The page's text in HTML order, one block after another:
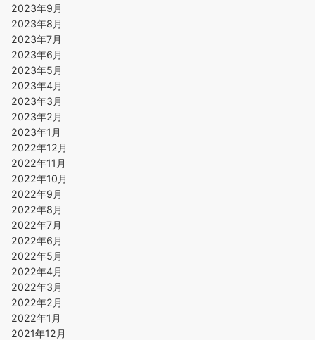
2023年9月
2023年8月
2023年7月
2023年6月
2023年5月
2023年4月
2023年3月
2023年2月
2023年1月
2022年12月
2022年11月
2022年10月
2022年9月
2022年8月
2022年7月
2022年6月
2022年5月
2022年4月
2022年3月
2022年2月
2022年1月
2021年12月